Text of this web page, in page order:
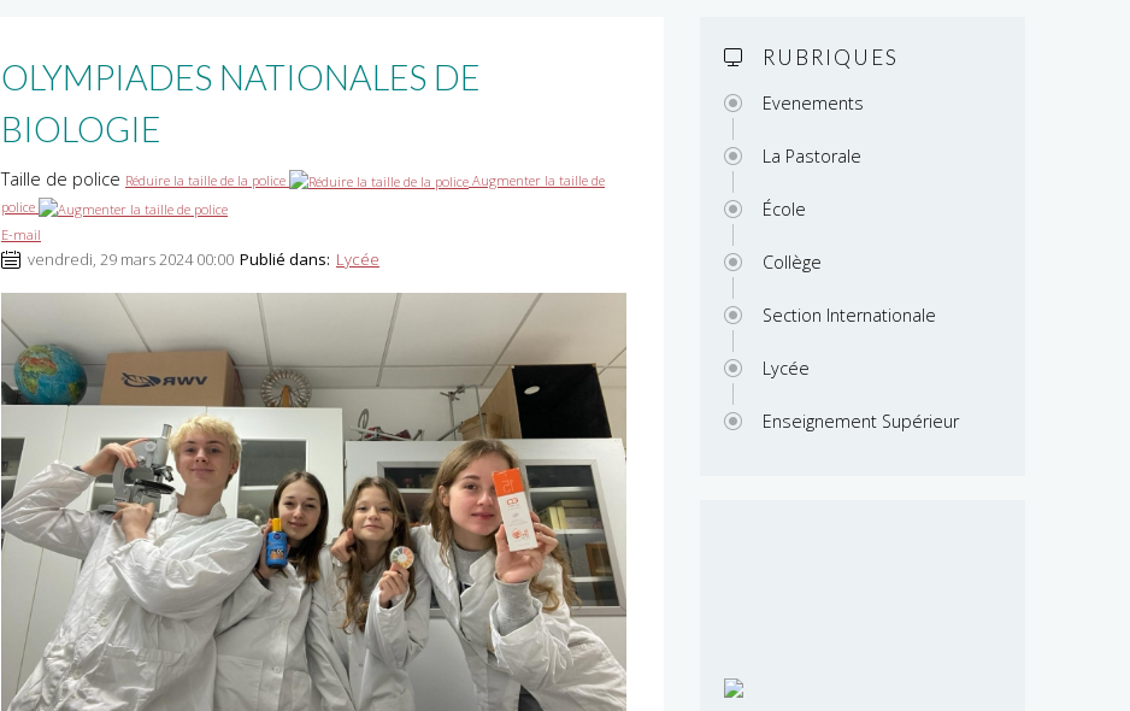
OLYMPIADES NATIONALES DE
BIOLOGIE
Taille de police Réduire la taille de la police
Augmenter la taille de
police
E-mail
vendredi, 29 mars 2024 00:00 Publié dans: Lycée
RUBRIQUES
Evenements
La Pastorale
École
Collège
Section Internationale
Lycée
Enseignement Supérieur